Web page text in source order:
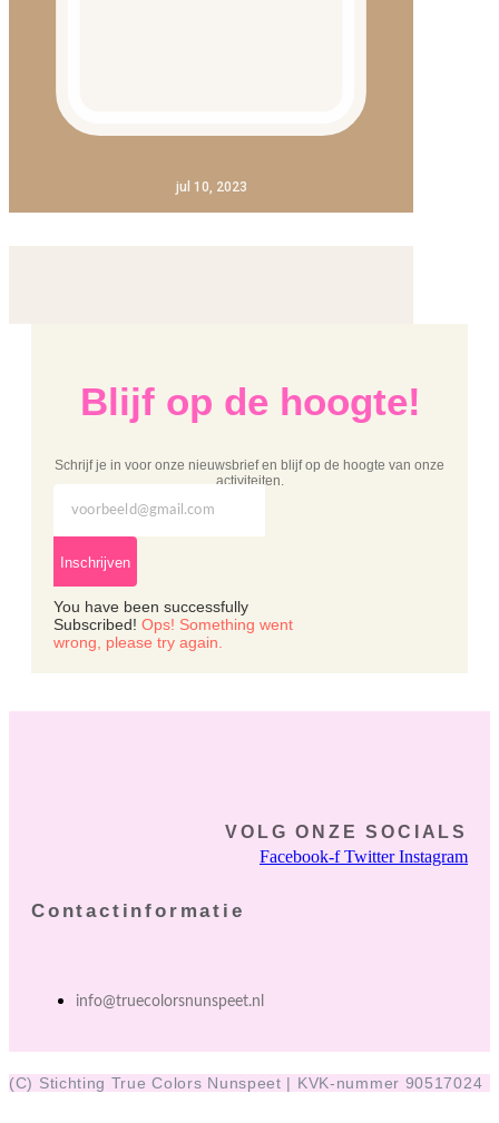
jul 10, 2023
Blijf op de hoogte!
Schrijf je in voor onze nieuwsbrief en blijf op de hoogte van onze
activiteiten.
Inschrijven
You have been successfully
Subscribed! Ops! Something went
wrong, please try again.
VOLG ONZE SOCIALS
Facebook-f Twitter Instagram
Contactinformatie
info@truecolorsnunspeet.nl
(C) Stichting True Colors Nunspeet | KVK-nummer 90517024